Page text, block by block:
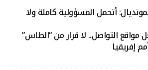
أتحمل المسؤولية كاملة ولا
التواصل.. لا قرار من “الطاس”
إفريقيا